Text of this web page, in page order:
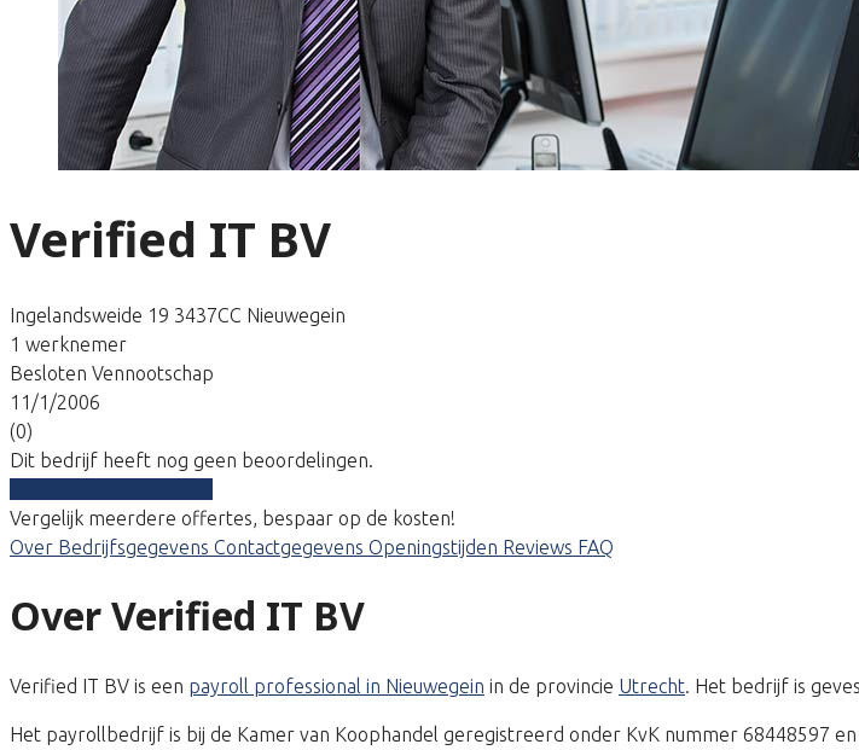
Verified IT BV
Ingelandsweide 19 3437CC Nieuwegein
1 werknemer
Besloten Vennootschap
11/1/2006
(0)
Dit bedrijf heeft nog geen beoordelingen.
Vergelijk meerdere offertes, bespaar op de kosten!
Over Bedrijfsgegevens Contactgegevens Openingstijden Reviews FAQ
Over Verified IT BV
Verified IT BV is een payroll professional in Nieuwegein in de provincie Utrecht. Het bedrijf is
Het payrollbedrijf is bij de Kamer van Koophandel geregistreerd onder KvK nummer 68448597